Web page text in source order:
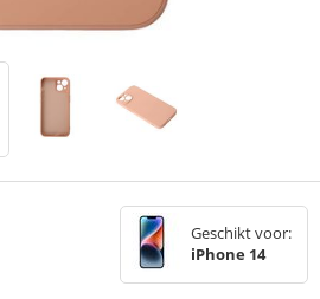
Geschikt voor:
iPhone 14